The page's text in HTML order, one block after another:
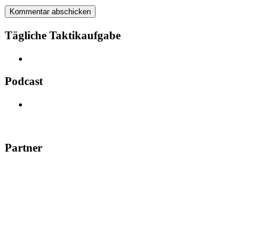
Kommentar abschicken
Tägliche Taktikaufgabe
Podcast
Partner